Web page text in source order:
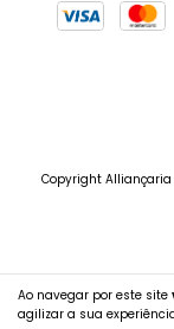
Ao navegar por este site
agilizar a sua
Copyright